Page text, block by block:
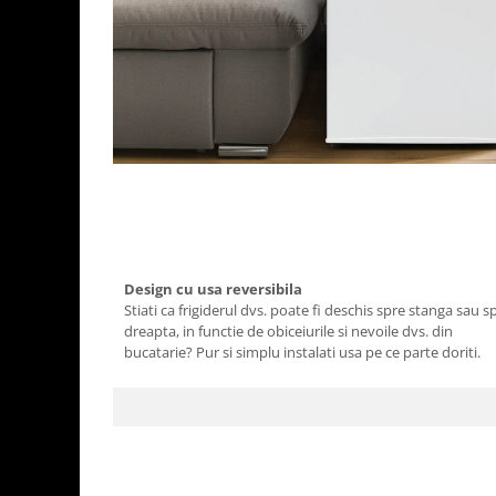
Aparate de vidat
Design cu usa reversibila
Stiati ca frigiderul dvs. poate fi deschis spre stanga sau
dreapta, in functie de obiceiurile si nevoile dvs. din
bucatarie? Pur si simplu instalati usa pe ce parte doriti.